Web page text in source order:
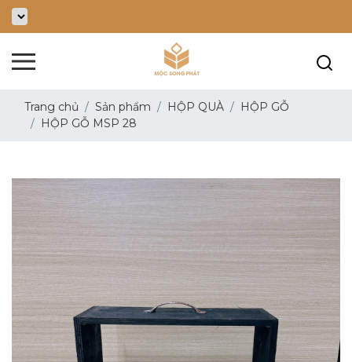
Trang chủ Sản phẩm HỘP QUÀ
HỘP GỖ
HỘP GỖ MSP 28